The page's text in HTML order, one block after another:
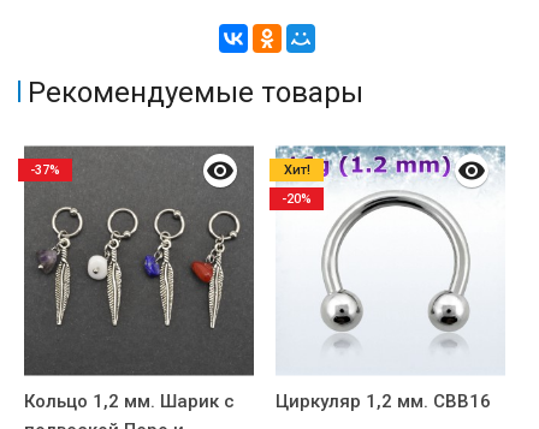
Рекомендуемые товары
Кольцо 1,2 мм. Шарик с
-37%
Циркуляр 1,2 мм. CBB16
Хит!
-20%